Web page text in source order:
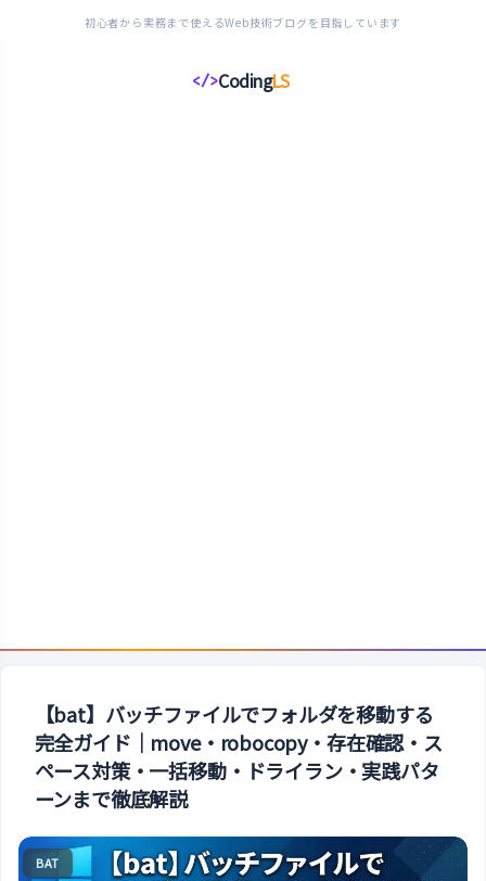
初心者から実務まで使えるWeb技術ブログを目指しています
</>CodingLS
コ
【bat】バッチファイルでフォルダを移動する
完全ガイド｜move・robocopy・存在確認・ス
ペース対策・一括移動・ドライラン・実践パタ
ーンまで徹底解説
BAT